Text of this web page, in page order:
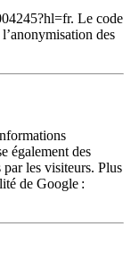
. Le code
des
également des
par les visiteurs. Plus
de Google :